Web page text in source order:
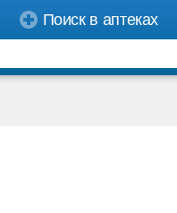
Поиск в аптеках